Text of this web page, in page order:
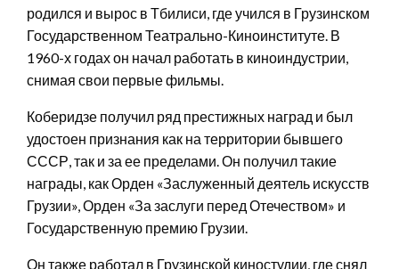
родился и вырос в Тбилиси, где учился в Грузинском
Государственном Театрально-Киноинституте. В
1960-х годах он начал работать в киноиндустрии,
снимая свои первые фильмы.
Коберидзе получил ряд престижных наград и был
удостоен признания как на территории бывшего
СССР, так и за ее пределами. Он получил такие
награды, как Орден «Заслуженный деятель искусств
Грузии», Орден «За заслуги перед Отечеством» и
Государственную премию Грузии.
Он также работал в Грузинской киностудии, где снял